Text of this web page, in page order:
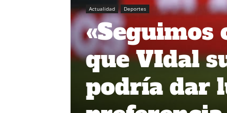
Actualidad Deportes
«Seguimos
que VIdal
podría dar